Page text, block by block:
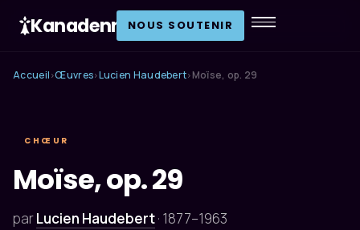
Kanadenn NOUS SOUTENIR
Accueil ›Œuvres›Lucien Haudebert›Moïse, op. 29
CHŒUR
Moïse, op. 29
parLucien Haudebert· 1877–1963